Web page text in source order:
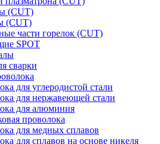
(CUT)
(CUT)
части горелок (CUT)
SPOT
сварки
для углеродистой стали
для нержавеющей стали
для алюминия
проволока
для медных сплавов
для сплавов на основе никеля